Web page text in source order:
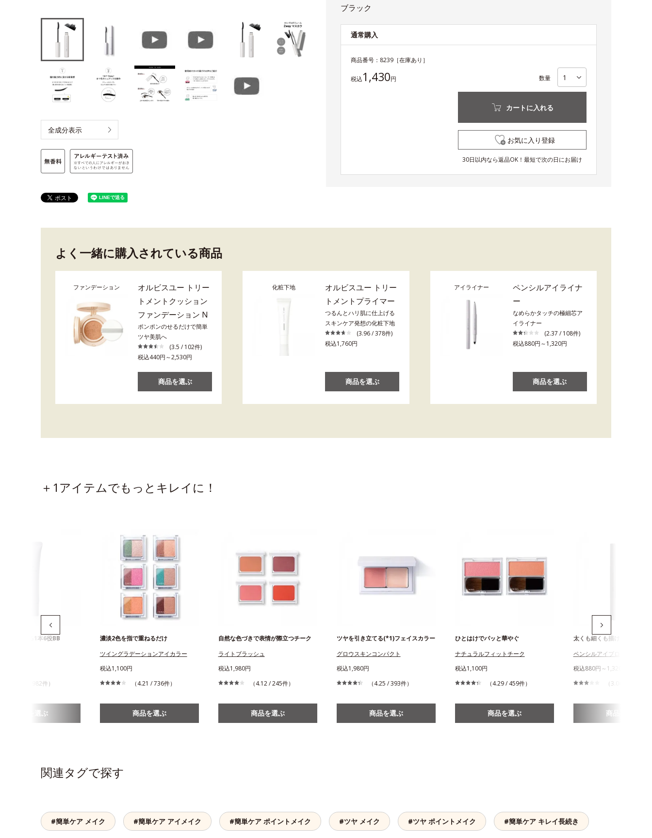
全成分表示
ブラック
通常購入
商品番号： 8239 ［在庫あり］
税込1,430円 数量
カートに入れる
お気に入り登録
30日以内なら返品OK！最短で次の日にお届け
よく一緒に購入されている商品
ファンデーション
オルビスユー トリー
トメントクッション
ファンデーション N
ポンポンのせるだけで簡単
ツヤ美肌へ
(3.5 / 102件)
税込440円～2,530円
商品を選ぶ
化粧下地
オルビスユー トリー
トメントプライマー
つるんとハリ肌に仕上げる
スキンケア発想の化粧下地
(3.96 / 378件)
税込1,760円
商品を選ぶ
アイライナー
ペンシルアイライナ
ー
なめらかタッチの極細芯ア
イライナー
(2.37 / 108件)
税込880円～1,320円
商品を選ぶ
＋1アイテムでもっとキレイに！
まで叶える1本6役BB
（4.1 / 982件）
商品を選ぶ
濃淡2色を指で重ねるだけ
ツイングラデーションアイカラー
税込1,100円
（4.21 / 736件）
商品を選ぶ
自然な色づきで表情が際立つチーク
ライトブラッシュ
税込1,980円
（4.12 / 245件）
商品を選ぶ
ツヤを引き立てる(*1)フェイスカラー
グロウスキンコンパクト
税込1,980円
（4.25 / 393件）
商品を選ぶ
ひとはけでパッと華やぐ
ナチュラルフィットチーク
税込1,100円
（4.29 / 459件）
商品を選ぶ
太くも細くも描けるアイブロ
ペンシルアイブローN
税込880円～1,320円
（3.06 / 879件）
商品を選ぶ
関連タグで探す
#簡単ケア メイク #簡単ケア アイメイク #簡単ケア ポイントメイク #ツヤ メイク #ツヤ ポイントメイク #簡単ケア キレイ長続き